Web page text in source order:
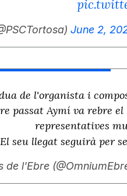
June 2,
de l'organista i
passat Aymí va rebre
representatives
El seu llegat seguirà per
l'Ebre